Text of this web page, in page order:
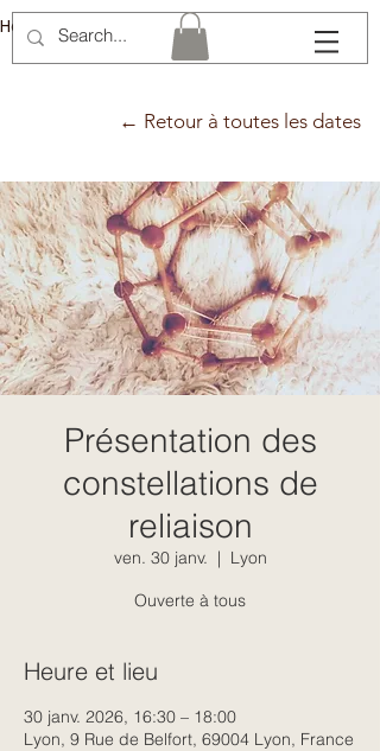
Hélène Lémery
← Retour à toutes les dates
Présentation des
constellations de
reliaison
ven. 30 janv.
  |
Lyon
Ouverte à tous
Heure et lieu
30 janv. 2026, 16:30 – 18:00
Lyon, 9 Rue de Belfort, 69004 Lyon, France